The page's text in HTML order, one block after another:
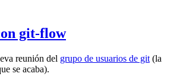
git-flow
reunión del grupo de usuarios de git (la
se acaba).